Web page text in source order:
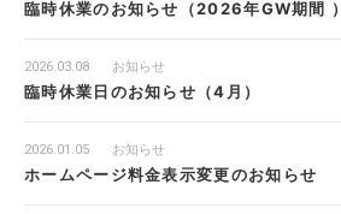
臨時休業のお知らせ（2026年GW期間 ）
2026.03.08 お知らせ
臨時休業日のお知らせ（4月）
2026.01.05 お知らせ
ホームページ料金表示変更のお知らせ